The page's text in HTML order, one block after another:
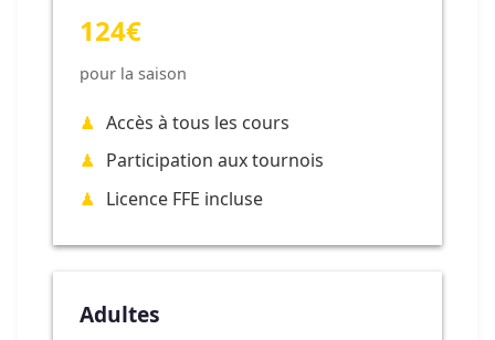
124€
pour la saison
Accès à tous les cours
Participation aux tournois
Licence FFE incluse
Adultes